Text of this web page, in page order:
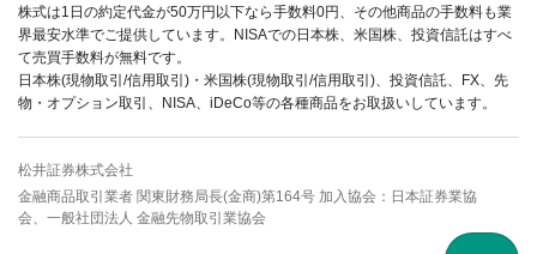
株式は1日の約定代金が50万円以下なら手数料0円、その他商品の手数料も業
界最安水準でご提供しています。NISAでの日本株、米国株、投資信託はすべ
て売買手数料が無料です。
日本株(現物取引/信用取引)・米国株(現物取引/信用取引)、投資信託、FX、先
物・オプション取引、NISA、iDeCo等の各種商品をお取扱いしています。
松井証券株式会社
金融商品取引業者 関東財務局長(金商)第164号 加入協会：日本証券業協
会、一般社団法人 金融先物取引業協会